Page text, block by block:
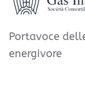
Portavoce
energivore